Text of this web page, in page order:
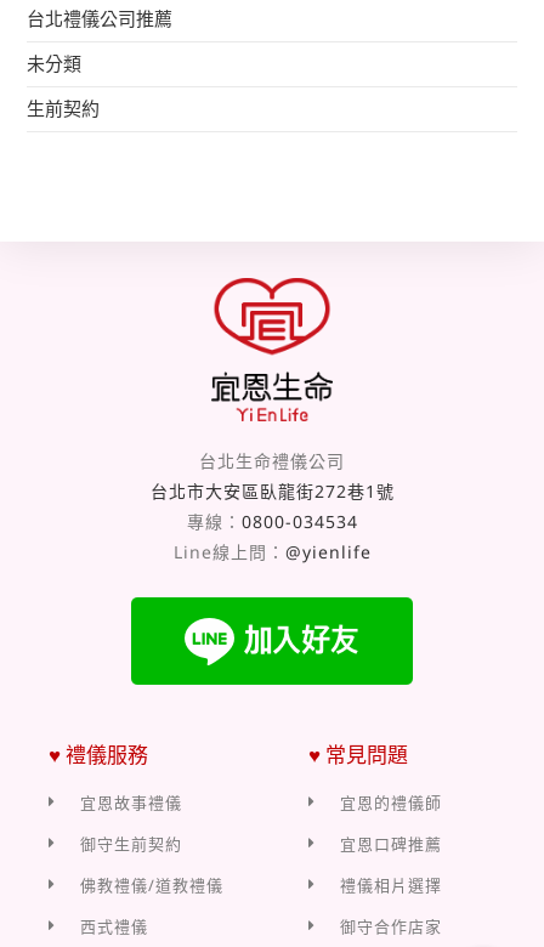
台北禮儀公司推薦
未分類
生前契約
台北生命禮儀公司
台北市大安區臥龍街272巷1號
專線： 0800-034534
Line線上問： @yienlife
♥ 禮儀服務
宜恩故事禮儀
御守生前契約
佛教禮儀/道教禮儀
西式禮儀
♥ 常見問題
宜恩的禮儀師
宜恩口碑推薦
禮儀相片選擇
御守合作店家